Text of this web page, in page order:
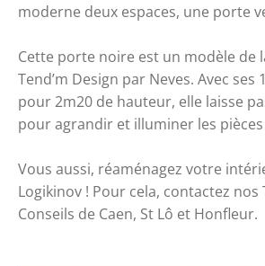
moderne deux espaces, une porte
Cette porte noire est un modèle de
Tend’m Design par Neves. Avec
pour 2m20 de hauteur, elle laisse
pour agrandir et illuminer les pièces
Vous aussi, réaménagez votre
Logikinov ! Pour cela, contactez nos
Conseils de Caen, St Lô et Honfleur.